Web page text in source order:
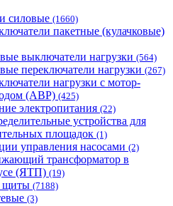
силовые (1660)
пакетные (кулачковые)
выключатели нагрузки (564)
переключатели нагрузки (267)
нагрузки с мотор-
(АВР) (425)
электропитания (22)
устройства для
площадок (1)
управления насосами (2)
трансформатор в
(ЯТП) (19)
щиты (7188)
(3)